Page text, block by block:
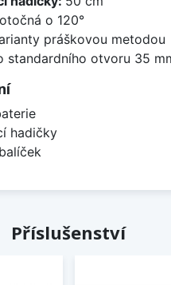
o 120°
práškovou metodou
standardního otvoru 35
hadičky
Příslušenství